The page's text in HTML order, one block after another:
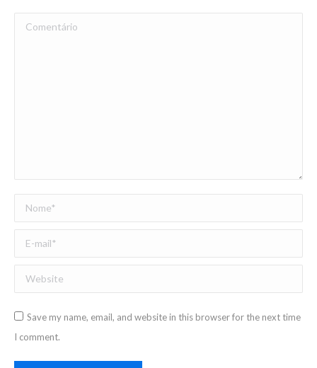
Comentário
Nome *
E-mail *
Website
Save my name, email, and website in this browser for the next time
I comment.